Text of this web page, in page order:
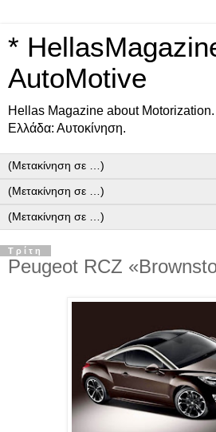
*
AutoMotive
Ηellas Μagazine about Motorization.
Ελλάδα: Αυτοκίνηση.
Τρίτη
Peugeot RCZ